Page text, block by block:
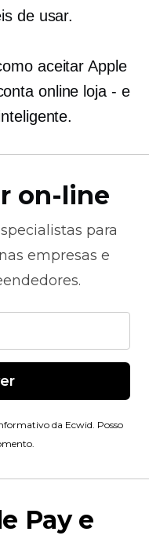
de usar.
aceitar Apple
online loja - e
on-line
para
empresas e
da Ecwid. Posso
Pay e